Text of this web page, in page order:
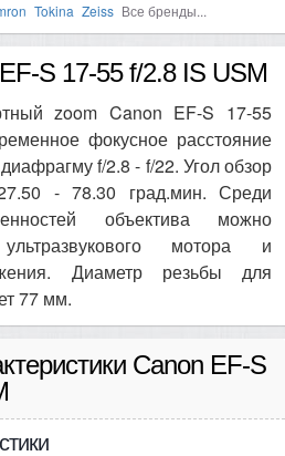
Tokina Zeiss Все бренды...
S 17-55 f/2.8 IS USM
zoom Canon EF-S 17-55
фокусное расстояние
f/2.8 - f/22. Угол обзор
- 78.30 град.мин. Среди
объектива можно
мотора и
Диаметр резьбы для
77 мм.
Canon EF-S